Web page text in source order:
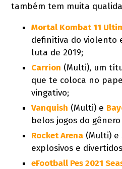
também tem muita
Mortal Kombat 11
definitiva do violento
luta de 2019;
Carrion (Multi), um
que te coloca no
vingativo;
Vanquish (Multi) e
belos jogos do
Rocket Arena (Multi) e
explosivos e
eFootball Pes 2021